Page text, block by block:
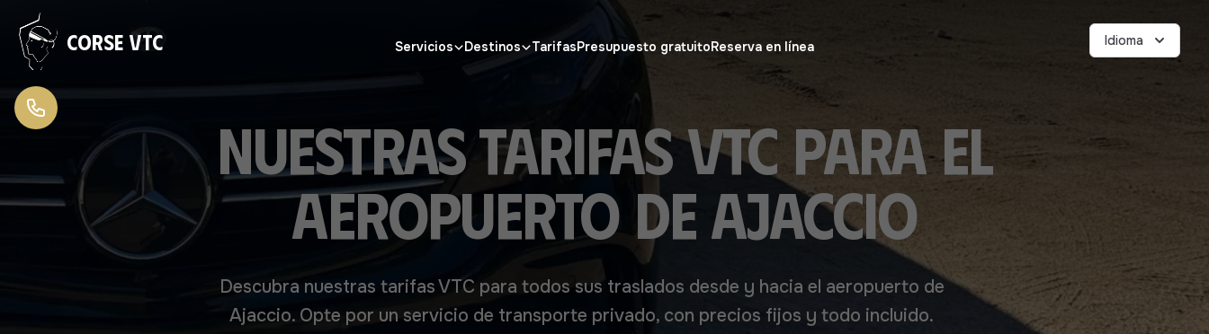
Ir al contenido
Corse VTC Servicios Destinos TarifasPresupuesto gratuitoReserva en línea Idioma
Nuestras tarifas VTC para el
aeropuerto de Ajaccio
Descubra nuestras tarifas VTC para todos sus traslados desde y hacia el aeropuerto de
Ajaccio. Opte por un servicio de transporte privado, con precios fijos y todo incluido.